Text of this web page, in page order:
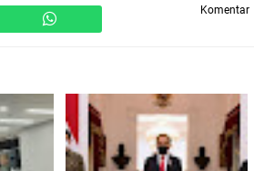
Komentar